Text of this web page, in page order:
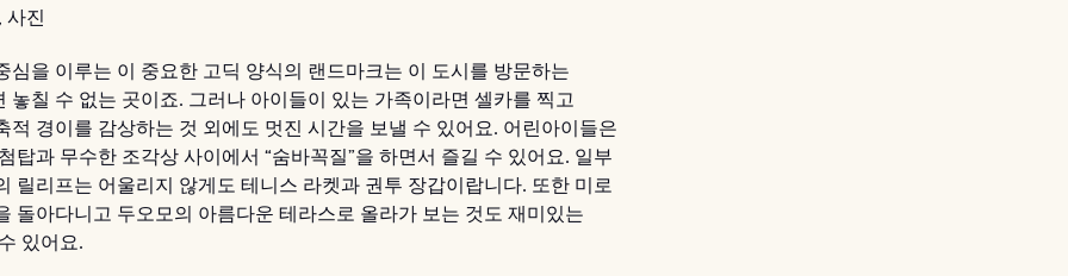
진
심을 이루는 이 중요한 고딕 양식의 랜드마크는 이 도시를 방문하는
놓칠 수 없는 곳이죠. 그러나 아이들이 있는 가족이라면 셀카를 찍고
적 경이를 감상하는 것 외에도 멋진 시간을 보낼 수 있어요. 어린아이들은
탑과 무수한 조각상 사이에서 “숨바꼭질”을 하면서 즐길 수 있어요. 일부
릴리프는 어울리지 않게도 테니스 라켓과 권투 장갑이랍니다. 또한 미로
돌아다니고 두오모의 아름다운 테라스로 올라가 보는 것도 재미있는
있어요.